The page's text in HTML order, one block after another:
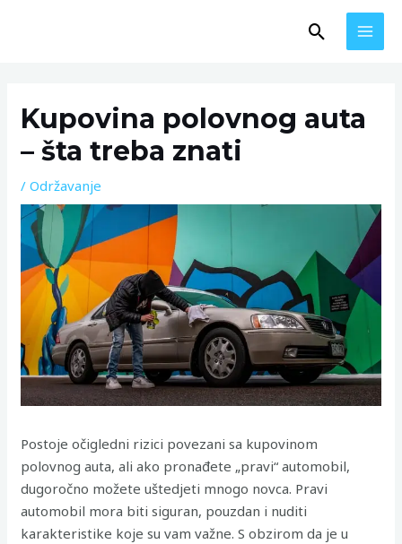
Search
Kupovina polovnog auta
– šta treba znati
/Održavanje
Postoje očigledni rizici povezani sa kupovinom
polovnog auta, ali ako pronađete „pravi“ automobil,
dugoročno možete uštedjeti mnogo novca. Pravi
automobil mora biti siguran, pouzdan i nuditi
karakteristike koje su vam važne. S obzirom da je u